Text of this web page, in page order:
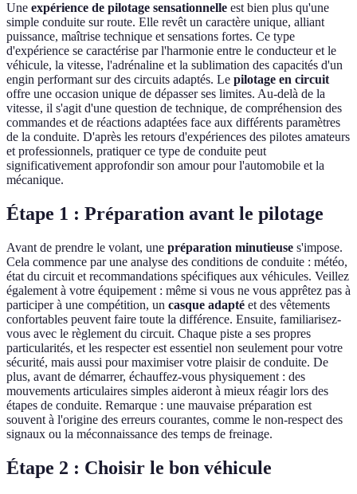
Une expérience de pilotage sensationnelle est bien plus qu'une
simple conduite sur route. Elle revêt un caractère unique, alliant
puissance, maîtrise technique et sensations fortes. Ce type
d'expérience se caractérise par l'harmonie entre le conducteur et le
véhicule, la vitesse, l'adrénaline et la sublimation des capacités d'un
engin performant sur des circuits adaptés. Le pilotage en circuit
offre une occasion unique de dépasser ses limites. Au-delà de la
vitesse, il s'agit d'une question de technique, de compréhension des
commandes et de réactions adaptées face aux différents paramètres
de la conduite. D'après les retours d'expériences des pilotes amateurs
et professionnels, pratiquer ce type de conduite peut
significativement approfondir son amour pour l'automobile et la
mécanique.
Étape 1 : Préparation avant le pilotage
Avant de prendre le volant, une préparation minutieuse s'impose.
Cela commence par une analyse des conditions de conduite : météo,
état du circuit et recommandations spécifiques aux véhicules. Veillez
également à votre équipement : même si vous ne vous apprêtez pas à
participer à une compétition, un casque adapté et des vêtements
confortables peuvent faire toute la différence. Ensuite, familiarisez-
vous avec le règlement du circuit. Chaque piste a ses propres
particularités, et les respecter est essentiel non seulement pour votre
sécurité, mais aussi pour maximiser votre plaisir de conduite. De
plus, avant de démarrer, échauffez-vous physiquement : des
mouvements articulaires simples aideront à mieux réagir lors des
étapes de conduite. Remarque : une mauvaise préparation est
souvent à l'origine des erreurs courantes, comme le non-respect des
signaux ou la méconnaissance des temps de freinage.
Étape 2 : Choisir le bon véhicule